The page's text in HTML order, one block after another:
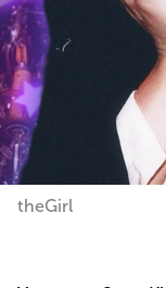
theGirl